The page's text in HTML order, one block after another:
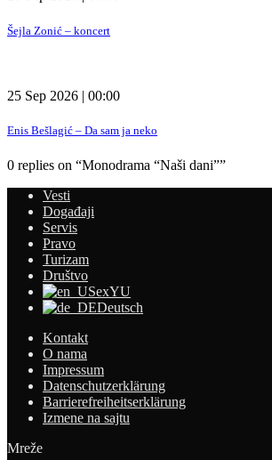
Šejla Zonić – koncert
25 Sep 2026 | 00:00
Enis Bešlagić – Da sam ja neko
0 replies on “Monodrama “Naši dani””
Vesti
Događaji
Servis
Pravo
Turizam
Društvo
exYU
Deutsch
Kontakt
O nama
Impressum
Datenschutzerklärung
Barrierefreiheitserklärung
Izmene na sajtu
Mreže